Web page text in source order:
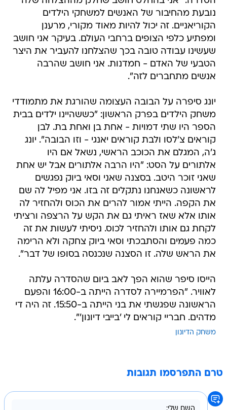
נובעת מהחיבור של האנשים למשחקי הילדים
הקוריאניים. זה יכול להיות מאוד מקורי, מרענן
ומפתיע כלפי הצופים ברחבי העולם. בעיקר אני חושב
שעשינו עבודה טובה בכך שהצלחנו להעביר את היצר
הטבעי של האדם - חמדנות. אני חושב שהרבה
אנשים מתחברים לזה".
יונג סיפרה על הבובה העצומה שהורגת את מתמודדי
משחק הילדים בפרק הראשון: "כששהיינו ילדים בבית
הספר היו שתי דמויות - אחת בן ואחת בת. לבן
קוראים צ'לסו ולבת קוראים יאנגי - וזו הבובה". יונג
ג'ה, המגלם את הכוכב הראשי, נשאל אם היו
אלתורים על הסט: "היו הרבה אלתורים אבל יש אחת
שאני זוכר היטב. בסצנה שאני וסאי ביוק נפגשים
לראשונה כשאנחנו נתקלים זה בזו. אני מפיל לה שם
את הקפה. הייתי אמור להרים את הכוס ולהחזיר לה
אותו אלא שאז ראיתי גם את הקש על הרצפה ורציתי
לקחת גם אותו ולהחזיר לכוס. ניסיתי לעשות את זה
כמה פעמים והסתבכתי וסאי ביוק צחקה ולא הרימה
את הראש שלה. זו הסצנה שנכנסה בסופו של דבר".
הייסו סיפר שהוא הפך לאב ביום שהסדרה עלתה
לאוויר. "הפרמיירה לסדרה הייתה ב-16:00 והפעם
הראשונה שפגשתי את בני הייתה ב-15:50. זה היה די
מדהים. חבריי קוראים לי 'בייבי דיונון'".
משחק הדיונון
טרם התפרסמו תגובות